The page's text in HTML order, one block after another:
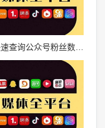
如何快速查询公众号粉丝数？掌握最有效的公众号数据分析工具